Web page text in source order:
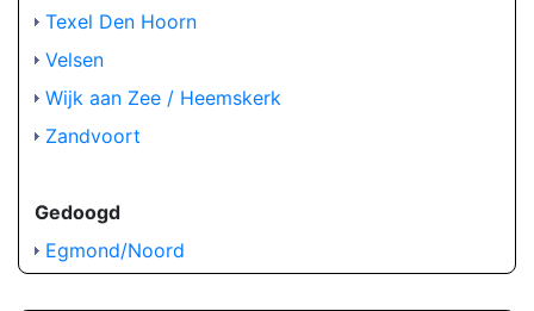
Texel Den Hoorn
Velsen
Wijk aan Zee / Heemskerk
Zandvoort
Gedoogd
Egmond/Noord